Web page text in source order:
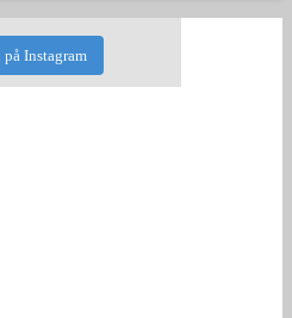
Instagram